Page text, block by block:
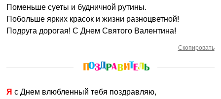
Поменьше суеты и будничной рутины.
Побольше ярких красок и жизни разноцветной!
Подруга дорогая! С Днем Святого Валентина!
Скопировать
Я с Днем влюбленный тебя поздравляю,